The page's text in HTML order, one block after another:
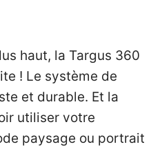
haut, la Targus 360
! Le système de
et durable. Et la
utiliser votre
paysage ou portrait